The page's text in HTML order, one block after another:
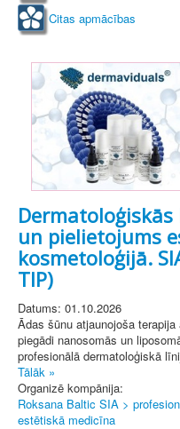
Citas apmācības
un pielietojums
kosmetoloģijā.
TIP)
Datums: 01.10.2026
Ādas šūnu atjaunojoša
piegādi nanosomās un
profesionālā dermatoloģiskā
Tālāk »
Organizē kompānija:
Roksana Baltic SIA >
estētiskā medicīna